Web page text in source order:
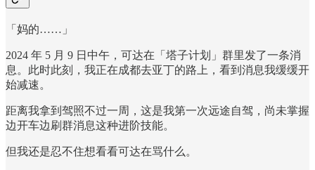
「妈的……」
2024 年 5 月 9 日中午，可达在「塔子计划」群里发了一条消
息。此时此刻，我正在成都去亚丁的路上，看到消息我缓缓开
始减速。
距离我拿到驾照不过一周，这是我第一次远途自驾，尚未掌握
边开车边刷群消息这种进阶技能。
但我还是忍不住想看看可达在骂什么。